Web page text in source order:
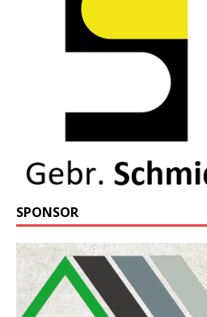
SPONSOR